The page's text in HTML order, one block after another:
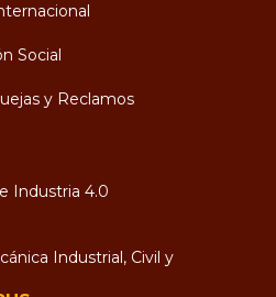
Social
y Reclamos
Industria 4.0
Industrial, Civil y